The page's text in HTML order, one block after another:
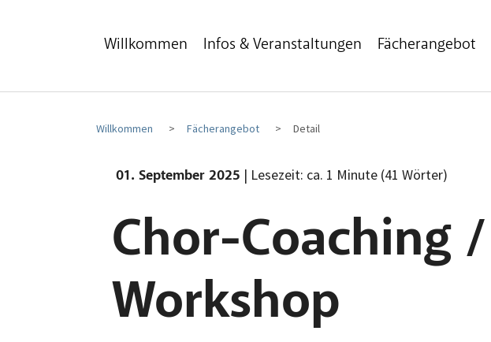
Willkommen Infos & Veranstaltungen Fächerangebot
Willkommen Fächerangebot Detail
01. September 2025 | Lesezeit: ca. 1 Minute (41 Wörter)
Chor-Coaching /
Workshop